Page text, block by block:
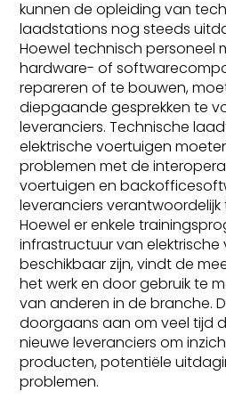
kunnen de opleiding van
laadstations nog steeds
Hoewel technisch personeel
hardware- of
repareren of te bouwen,
diepgaande gesprekken te
leveranciers. Technische
elektrische voertuigen
problemen met de
voertuigen en
leveranciers
Hoewel er enkele
infrastructuur van elektrische
beschikbaar zijn, vindt de
het werk en door gebruik te
van anderen in de branche.
doorgaans aan om veel tijd
nieuwe leveranciers om
producten, potentiële
problemen.